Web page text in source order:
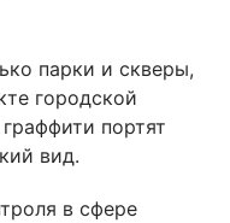
парки и скверы,
городской
портят
вид.
в сфере